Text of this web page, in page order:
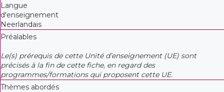
Langue
d'enseignement
Neerlandais
Préalables
Le(s) prérequis de cette Unité d’enseignement (UE) sont
précisés à la fin de cette fiche, en regard des
programmes/formations qui proposent cette UE.
Thèmes abordés